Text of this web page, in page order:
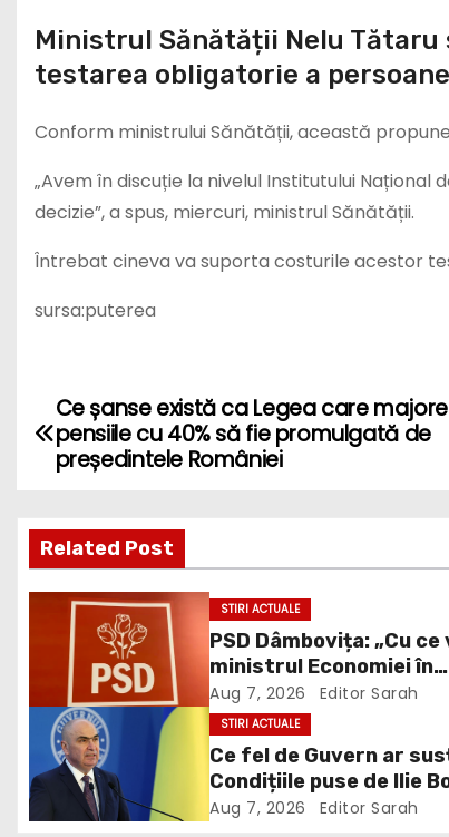
Ministrul Sănătății Nelu Tătaru
testarea obligatorie a
Conform ministrului Sănătății, această
„Avem în discuție la nivelul Institutului Național
decizie”, a spus, miercuri, ministrul Sănătății.
Întrebat cineva va suporta costurile acestor
sursa:puterea
P
t
n
v
g
Ce șanse există ca Legea care
pensiile cu 40% să fie promulgată de
președintele României
Related Post
STIRI ACTUALE
PSD Dâmbovița: „Cu ce
ministrul Economiei în
Dâmbovița, în afară de
propagandă?”
Aug 7, 2026 Editor Sarah
STIRI ACTUALE
Ce fel de Guvern ar
Condițiile puse de Ilie
Aug 7, 2026 Editor Sarah